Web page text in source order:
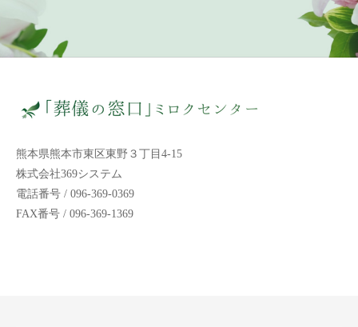
熊本県熊本市東区東野３丁目4-15
株式会社369システム
電話番号 / 096-369-0369
FAX番号 / 096-369-1369